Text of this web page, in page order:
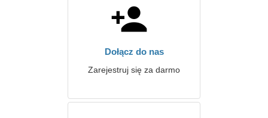
Dołącz do nas
Zarejestruj się za darmo